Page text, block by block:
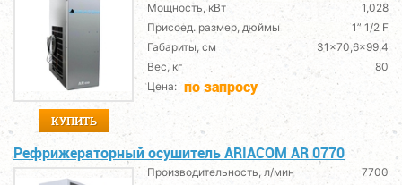
КУПИТЬ
Мощность, кВт
1,028
Присоед. размер, дюймы
1” 1/2 F
Габариты, см
31x70,6x99,4
Вес, кг
80
Цена: по запросу
Рефрижераторный осушитель ARIACOM AR 0770
Производительность, л/мин
7700